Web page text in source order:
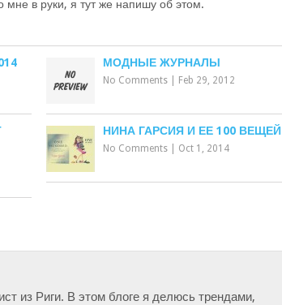
мне в руки, я тут же напишу об этом.
МОДНЫЕ ЖУРНАЛЫ
No Comments Feb 29, 2012
НИНА ГАРСИЯ И ЕЕ 100 ВЕЩЕЙ
No Comments Oct 1, 2014
из Риги. В этом блоге я делюсь трендами,